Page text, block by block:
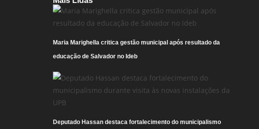
Maria Marighella critica gestão municipal após resultado da
educação de Salvador no Ideb
Deputado Hassan destaca fortalecimento do municipalismo